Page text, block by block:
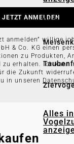
Alles in
JETZT ANMELDEN
anmelden” willige
& Co. KG einen
zu Produkten,
zu erhalten. Ich kann
die Zukunft
in unseren